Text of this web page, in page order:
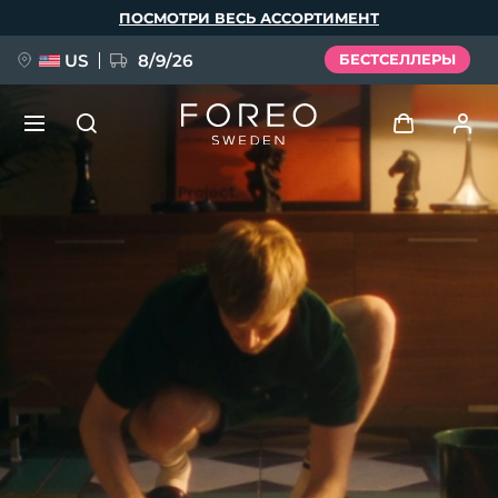
ПОСМОТРИ ВЕСЬ АССОРТИМЕНТ
US 8/9/26 БЕСТСЕЛЛЕРЫ
Войти
Профиль пользователя
Мои приборы
Мои заказы
Мои адреса
Мои подписки
НОВИНКА
FAQ™ Pure Beauty-Tech Elixir
issa™ Teeth Whitening Set
Español
Italiano
Português
Русский
Türkçe
简体中文 繁體中文